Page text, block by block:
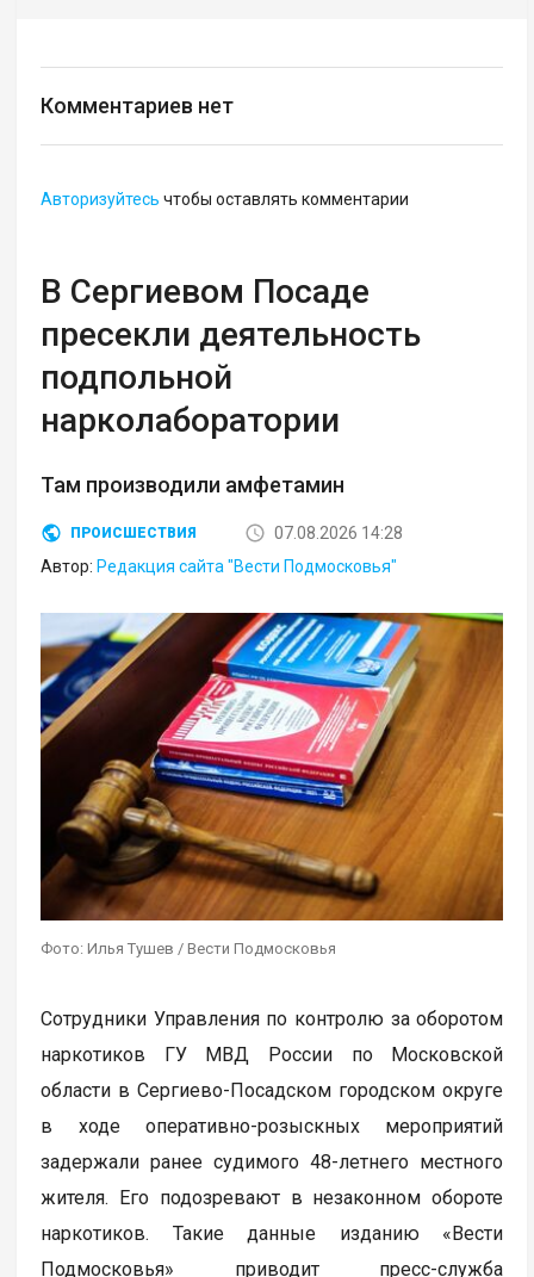
Комментариев нет
Авторизуйтесь чтобы оставлять комментарии
В Сергиевом Посаде
пресекли деятельность
подпольной
нарколаборатории
Там производили амфетамин
ПРОИСШЕСТВИЯ
07.08.2026 14:28
Автор: Редакция сайта "Вести Подмосковья"
Фото: Илья Тушев / Вести Подмосковья
Сотрудники Управления по контролю за оборотом
наркотиков ГУ МВД России по Московской
области в Сергиево-Посадском городском округе
в ходе оперативно-розыскных мероприятий
задержали ранее судимого 48-летнего местного
жителя. Его подозревают в незаконном обороте
наркотиков. Такие данные изданию «Вести
Подмосковья» приводит пресс-служба